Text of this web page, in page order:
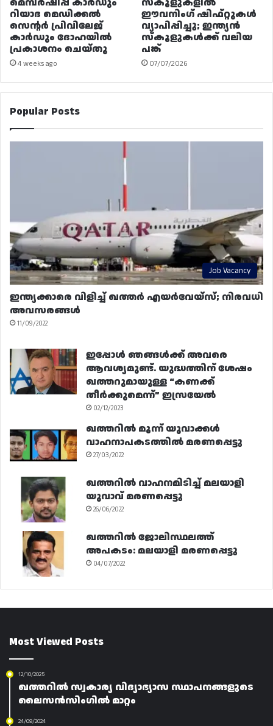
മെമ്പർഷിപ്പ് കാർഡും
റിയാദ മെഡിക്കൽ
സെന്റർ പ്രിവിലേജ്
കാർഡും ദോഹയിൽ
പ്രകാശനം ചെയ്തു
4 weeks ago
സ്കൂളുകളിൽ
ഈവനിംഗ് ഷിഫ്റ്റുകൾ
വ്യാപിപ്പിച്ചു; ഇന്ത്യൻ
സ്കൂളുകൾക്ക് വലിയ
പങ്ക്
07/07/2026
Popular Posts
Job Vacancy
ഇന്ത്യക്കാരെ വിളിച്ച് ഖത്തർ എയർവേയ്‌സ്; നിരവധി
അവസരങ്ങൾ
11/09/2022
ഇപ്പോൾ ഞങ്ങൾക്ക് അവരെ
ആവശ്യമുണ്ട്. യുദ്ധത്തിന് ശേഷം
ഖത്തറുമായുള്ള “കണക്ക്
തീർക്കുമെന്ന്” ഇസ്രയേൽ
02/12/2023
ഖത്തറിൽ മൂന്ന് യുവാക്കൾ
വാഹനാപകടത്തിൽ മരണപ്പെട്ടു
27/03/2022
ഖത്തറിൽ വാഹനമിടിച്ച് മലയാളി
യുവാവ് മരണപ്പെട്ടു
26/06/2022
ഖത്തറിൽ ജോലിസ്ഥലത്ത്
അപകടം: മലയാളി മരണപ്പെട്ടു
04/07/2022
Most Viewed Posts
12/10/2025
ഖത്തറിൽ സ്വകാര്യ വിദ്യാഭ്യാസ സ്ഥാപനങ്ങളുടെ
ലൈസൻസിംഗിൽ മാറ്റം
24/09/2024